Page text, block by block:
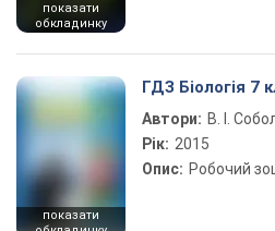
показати
обкладинку
показати
ГДЗ Біологія 7
Автори: В. І.
Рік: 2015
Опис: Робочий